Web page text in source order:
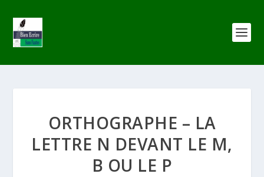
ORTHOGRAPHE – LA
LETTRE N DEVANT LE M,
B OU LE P